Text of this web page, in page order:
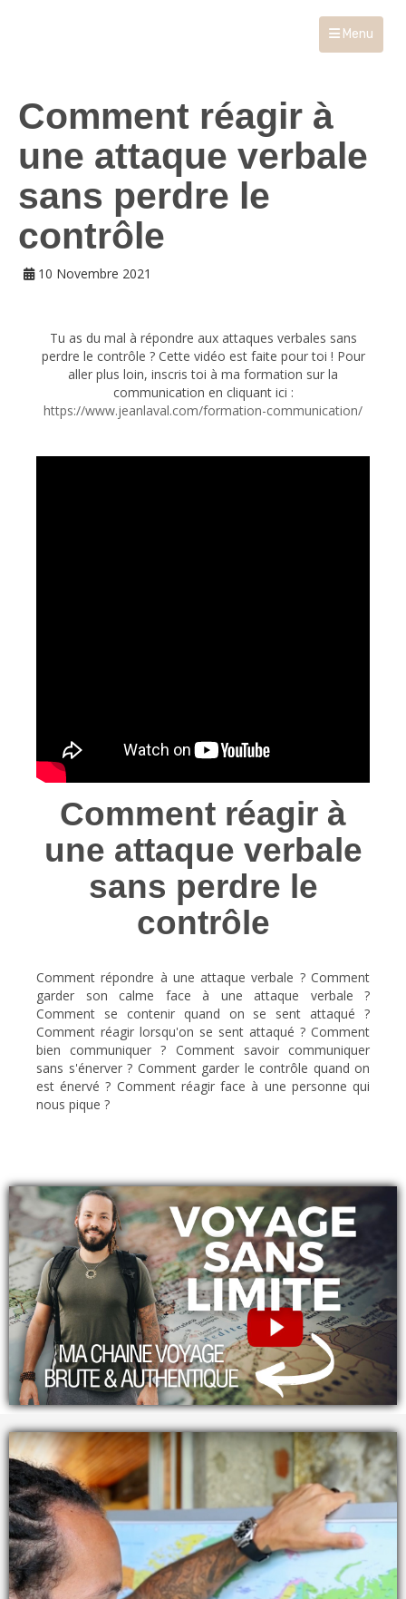
Menu
Comment réagir à
une attaque verbale
sans perdre le
contrôle
10 Novembre 2021
Tu as du mal à répondre aux attaques verbales sans
perdre le contrôle ? Cette vidéo est faite pour toi ! Pour
aller plus loin, inscris toi à ma formation sur la
communication en cliquant ici :
https://www.jeanlaval.com/formation-communication/
Comment réagir à
une attaque verbale
sans perdre le
contrôle
Comment répondre à une attaque verbale ? Comment
garder son calme face à une attaque verbale ?
Comment se contenir quand on se sent attaqué ?
Comment réagir lorsqu'on se sent attaqué ? Comment
bien communiquer ? Comment savoir communiquer
sans s'énerver ? Comment garder le contrôle quand on
est énervé ? Comment réagir face à une personne qui
nous pique ?